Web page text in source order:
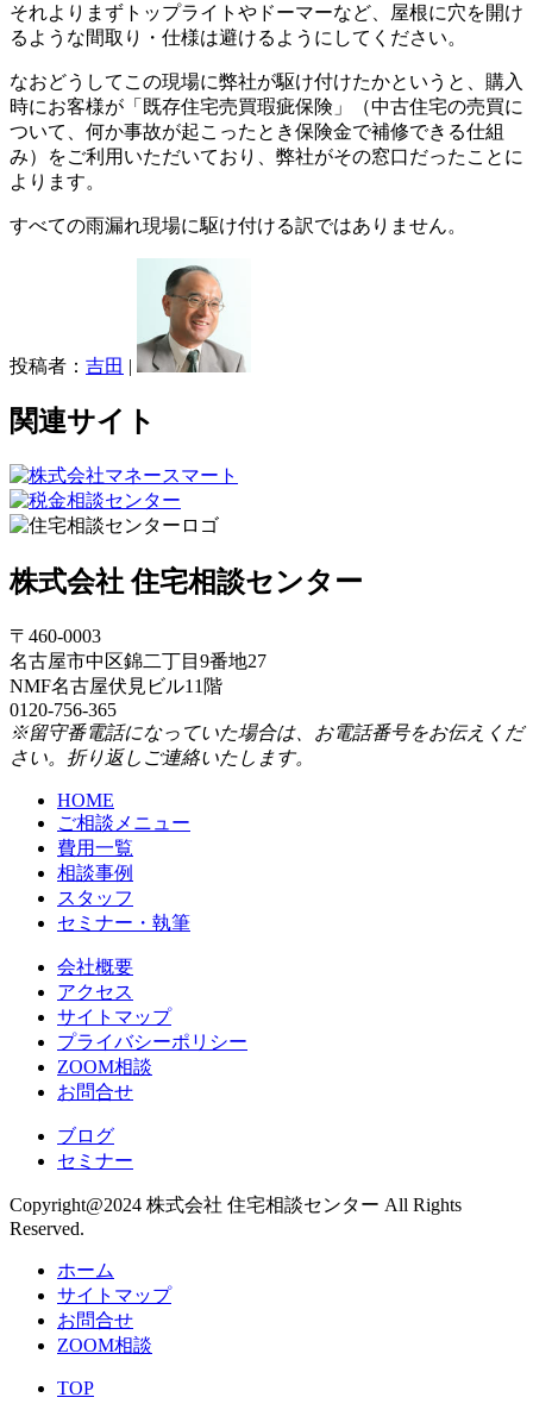
それよりまずトップライトやドーマーなど、屋根に穴を開け
るような間取り・仕様は避けるようにしてください。
なおどうしてこの現場に弊社が駆け付けたかというと、購入
時にお客様が「既存住宅売買瑕疵保険」（中古住宅の売買に
ついて、何か事故が起こったとき保険金で補修できる仕組
み）をご利用いただいており、弊社がその窓口だったことに
よります。
すべての雨漏れ現場に駆け付ける訳ではありません。
投稿者： 吉田 |
関連サイト
株式会社 住宅相談センター
〒460-0003
名古屋市中区錦二丁目9番地27
NMF名古屋伏見ビル11階
0120-756-365
※留守番電話になっていた場合は、お電話番号をお伝えくだ
さい。折り返しご連絡いたします。
HOME
ご相談メニュー
費用一覧
相談事例
スタッフ
セミナー・執筆
会社概要
アクセス
サイトマップ
プライバシーポリシー
ZOOM相談
お問合せ
ブログ
セミナー
Copyright@2024 株式会社 住宅相談センター All Rights
Reserved.
ホーム
サイトマップ
お問合せ
ZOOM相談
TOP